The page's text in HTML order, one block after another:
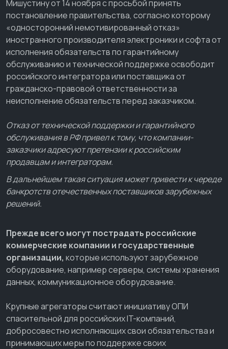
Мишустину от 14 ноября с просьбой принять
постановление правительства, согласно которому
«односторонний немотивированный отказ»
иностранного производителя электроники и софта от
исполнения обязательств по гарантийному
обслуживанию и технической поддержке освободит
российского интегратора или поставщика от
гражданско-правовой ответственности за
неисполнение обязательств перед заказчиком.
Отказ от технической поддержки и гарантийного
обслуживания в РФ привел к тому, что компании-
заказчики адресуют претензии к российским
продавцам и интеграторам.
В дальнейшем такая ситуация может привести к череде
банкротств отечественных поставщиков зарубежных
решений.
Прежде всего могут пострадать российские
коммерческие компании и государственные
организации, которые используют зарубежное
оборудование, например серверы, системы хранения
данных, коммуникационное оборудование.
Крупные агрегаторы считают инициативу ОПИ
спасительной для российских IT-компаний,
добросовестно исполняющих свои обязательства и
принимающих меры по поддержке своих